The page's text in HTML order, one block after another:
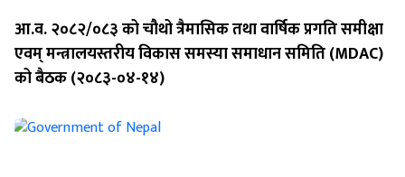
आ.व. २०८२/०८३ को चौथो त्रैमासिक तथा वार्षिक प्रगति समीक्षा
एवम् मन्त्रालयस्तरीय विकास समस्या समाधान समिति (MDAC)
को बैठक (२०८३-०४-१४)